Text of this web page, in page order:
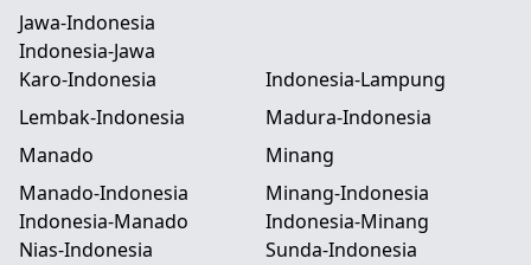
Jawa-Indonesia
Indonesia-Jawa
Karo-Indonesia
Indonesia-Lampung
Lembak-Indonesia
Madura-Indonesia
Manado
Manado-Indonesia
Indonesia-Manado
Minang
Minang-Indonesia
Indonesia-Minang
Nias-Indonesia
Sunda-Indonesia